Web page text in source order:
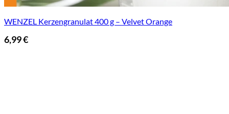
WENZEL Kerzengranulat 400 g – Velvet Orange
6,99€